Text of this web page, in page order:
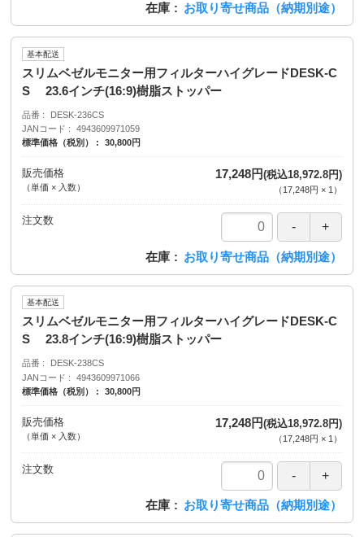
在庫 お取り寄せ商品（納期別途）
基本配送
スリムベゼルモニター用フィルターハイグレードDESK-C
S 23.6インチ(16:9)樹脂ストッパー
品番
DESK-236CS
JANコード
4943609971059
標準価格（税別）
30,800円
販売価格
（単価 × 入数）
17,248円(税込18,972.8円)
（ 17,248円 × 1 ）
注文数
在庫 お取り寄せ商品（納期別途）
基本配送
スリムベゼルモニター用フィルターハイグレードDESK-C
S 23.8インチ(16:9)樹脂ストッパー
品番
DESK-238CS
JANコード
4943609971066
標準価格（税別）
30,800円
販売価格
（単価 × 入数）
17,248円(税込18,972.8円)
（ 17,248円 × 1 ）
注文数
在庫 お取り寄せ商品（納期別途）